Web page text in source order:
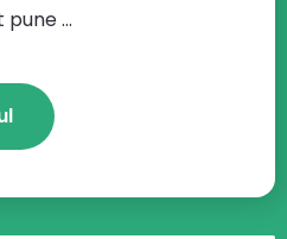
pune ...